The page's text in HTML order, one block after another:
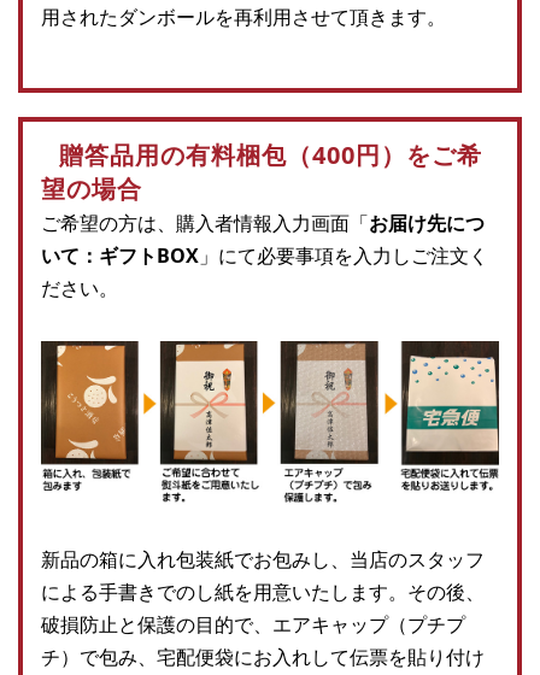
用されたダンボールを再利用させて頂きます。
贈答品用の有料梱包（400円）をご希
望の場合
ご希望の方は、購入者情報入力画面「お届け先につ
いて：ギフトBOX 」にて必要事項を入力しご注文く
ださい。
新品の箱に入れ包装紙でお包みし、当店のスタッフ
による手書きでのし紙を用意いたします。その後、
破損防止と保護の目的で、エアキャップ（プチプ
チ）で包み、宅配便袋にお入れして伝票を貼り付け